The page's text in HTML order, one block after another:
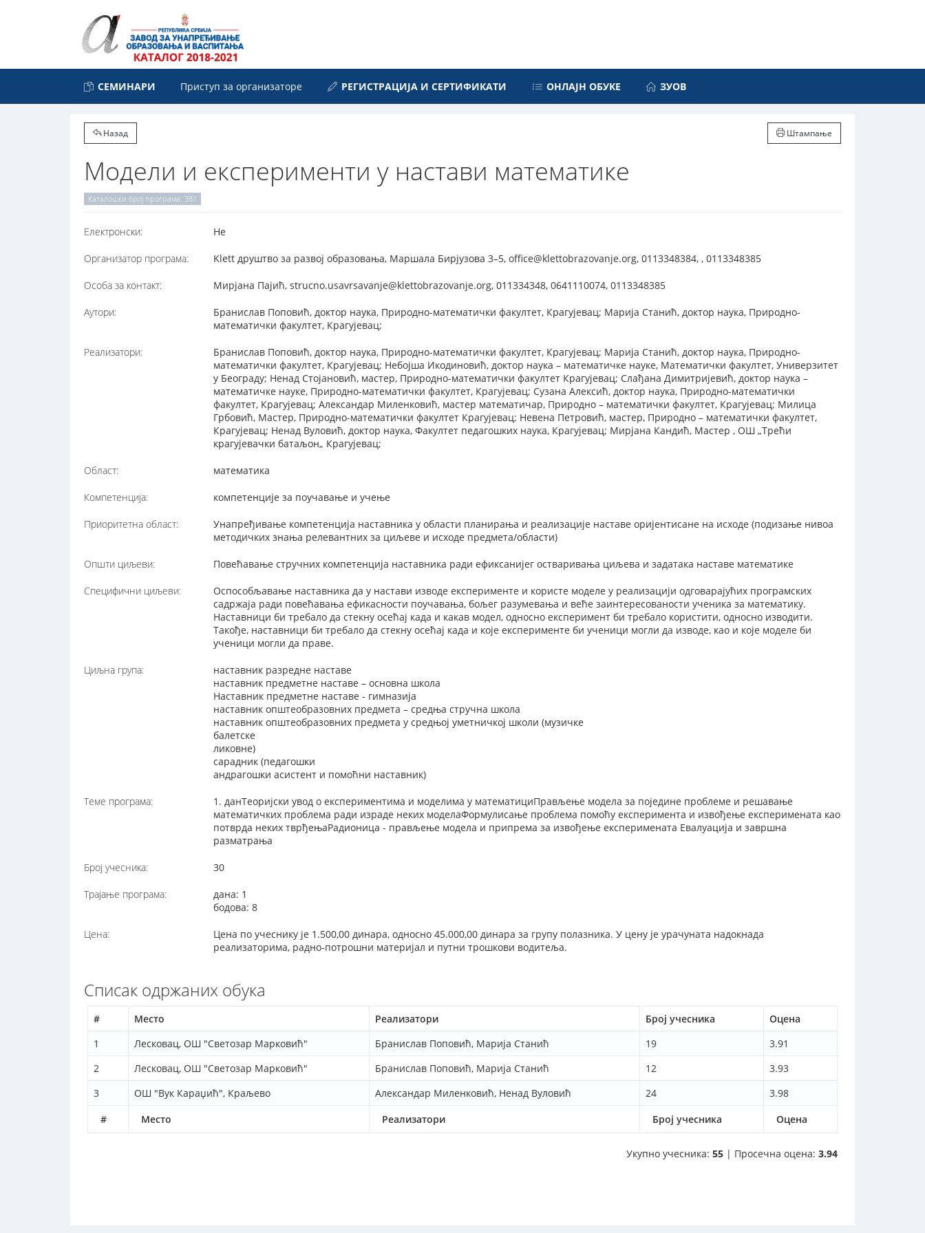
СЕМИНАРИ Приступ за организаторе РЕГИСТРАЦИЈА И СЕРТИФИКАТИ ОНЛАЈН ОБУКЕ ЗУОВ
Назад Штампање
Модели и експерименти у настави математике
Каталошки број програма: 381
Електронски: Не
Организатор програма: Klett друштво за развој образовања, Маршала Бирјузова 3–5, office@klettobrazovanje.org, 0113348384, , 0113348385
Особа за контакт: Мирјана Пајић, strucno.usavrsavanje@klettobrazovanje.org, 011334348, 0641110074, 0113348385
Аутори:
Бранислав Поповић, доктор наука, Природно-математички факултет, Крагујевац; Марија Станић, доктор наука, Природно-
математички факултет, Крагујевац;
Реализатори:
Бранислав Поповић, доктор наука, Природно-математички факултет, Крагујевац; Марија Станић, доктор наука, Природно-
математички факултет, Крагујевац; Небојша Икодиновић, доктор наука – математичке науке, Математички факултет, Универзитет
у Београду; Ненад Стојановић, мастер, Природно-математички факултет Крагујевац; Слађана Димитријевић, доктор наука –
математичке науке, Природно-математички факултет, Крагујевац; Сузана Алексић, доктор наука, Природно-математички
факултет, Крагујевац; Александар Миленковић, мастер математичар, Природно – математички факултет, Крагујевац; Милица
Грбовић, Mастер, Природно-математички факултет Крагујевац; Невена Петровић, мастер, Природно – математички факултет,
Крагујевац; Ненад Вуловић, доктор наука, Факултет педагошких наука, Крагујевац; Мирјана Кандић, Мастер , ОШ „Трећи
крагујевачки батаљон„ Крагујевац;
Област: математика
Компетенција: компетенције за поучавање и учење
Приоритетна област:
Унапређивање компетенција наставника у области планирања и реализације наставе оријентисане на исходе (подизање нивоа
методичких знања релевантних за циљеве и исходе предмета/области)
Општи циљеви: Повећавање стручних компетенција наставника ради eфиксанијег остваривања циљева и задатака наставе математике
Специфични циљеви:
Оспособљавање наставника да у настави изводе експерименте и користе моделе у реализацији одговарајућих програмских
садржаја ради повећавања ефикасности поучавања, бољег разумевања и веће заинтересованости ученика за математику.
Наставници би требало да стекну осећај када и какав модел, односно експеримент би требало користити, односно изводити.
Такође, наставници би требало да стекну осећај када и које експерименте би ученици могли да изводе, као и које моделе би
ученици могли да праве.
Циљна група:
наставник разредне наставе
наставник предметне наставе – основна школа
Наставник предметне наставе - гимназија
наставник општеобразовних предмета – средња стручна школа
наставник општеобразовних предмета у средњој уметничкој школи (музичке
балетске
ликовне)
сарадник (педагошки
андрагошки асистент и помоћни наставник)
Теме програма:
1. данТеоријски увод о експериментима и моделима у математициПрављење модела за поједине проблеме и решавање
математичких проблема ради израде неких моделаФормулисање проблема помоћу експеримента и извођење експеримената као
потврда неких тврђењаРадионица - прављење модела и припрема за извођење експеримената Евалуација и завршна
разматрања
Број учесника: 30
Трајање програма:
дана: 1
бодова: 8
Цена:
Цена по учеснику је 1.500,00 динара, односно 45.000,00 динара за групу полазника. У цену је урачуната надокнада
реализаторима, радно-потрошни материјал и путни трошкови водитеља.
Списак одржаних обука
# Место Реализатори Број учесника Оцена
# Место Реализатори Број учесника Оцена
1 Лесковац, ОШ "Светозар Марковић" Бранислав Поповић, Марија Станић 19
3.91
2
Лесковац, ОШ "Светозар Марковић" Бранислав Поповић, Марија Станић 12
3.93
3
ОШ "Вук Караџић", Краљево Александар Миленковић, Ненад Вуловић 24 3.98
Укупно учесника: 55 | Просечна оцена: 3.94